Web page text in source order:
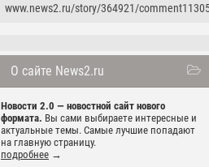
www.news2.ru/story/364921/
О сайте News2.ru
Новости 2.0 — новостной сайт нового
формата. Вы сами выбираете интересные и
актуальные темы. Самые лучшие попадают
на главную страницу.
подробнее →